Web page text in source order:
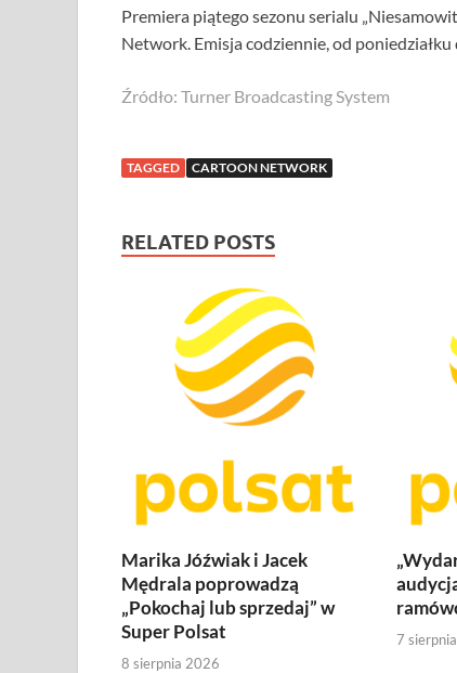
Premiera piątego sezonu serialu
Network. Emisja codziennie, od
Źródło: Turner Broadcasting System
TAGGED CARTOON NETWORK
RELATED POSTS
Marika Jóźwiak i Jacek
Mędrala poprowadzą
„Pokochaj lub sprzedaj” w
Super Polsat
8 sierpnia 2026
7